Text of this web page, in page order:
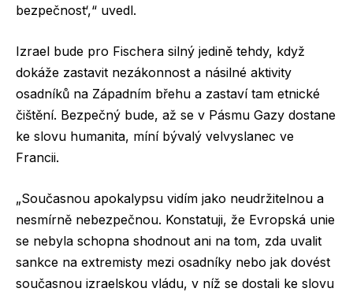
bezpečnost‘,“ uvedl.
Izrael bude pro Fischera silný jedině tehdy, když
dokáže zastavit nezákonnost a násilné aktivity
osadníků na Západním břehu a zastaví tam etnické
čištění. Bezpečný bude, až se v Pásmu Gazy dostane
ke slovu humanita, míní bývalý velvyslanec ve
Francii.
„Současnou apokalypsu vidím jako neudržitelnou a
nesmírně nebezpečnou. Konstatuji, že Evropská unie
se nebyla schopna shodnout ani na tom, zda uvalit
sankce na extremisty mezi osadníky nebo jak dovést
současnou izraelskou vládu, v níž se dostali ke slovu